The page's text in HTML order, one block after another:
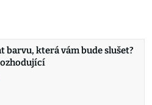
barvu, která vám bude slušet?